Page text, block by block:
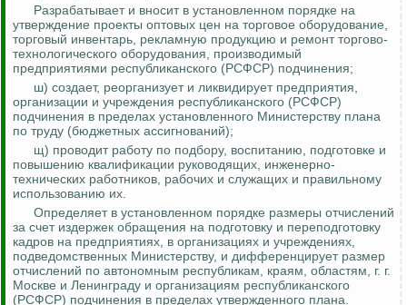
Разрабатывает и вносит в установленном порядке на
утверждение проекты оптовых цен на торговое оборудование,
торговый инвентарь, рекламную продукцию и ремонт торгово-
технологического оборудования, производимый
предприятиями республиканского (РСФСР) подчинения;
ш) создает, реорганизует и ликвидирует предприятия,
организации и учреждения республиканского (РСФСР)
подчинения в пределах установленного Министерству плана
по труду (бюджетных ассигнований);
щ) проводит работу по подбору, воспитанию, подготовке и
повышению квалификации руководящих, инженерно-
технических работников, рабочих и служащих и правильному
использованию их.
Определяет в установленном порядке размеры отчислений
за счет издержек обращения на подготовку и переподготовку
кадров на предприятиях, в организациях и учреждениях,
подведомственных Министерству, и дифференцирует размер
отчислений по автономным республикам, краям, областям, г. г.
Москве и Ленинграду и организациям республиканского
(РСФСР) подчинения в пределах утвержденного плана.